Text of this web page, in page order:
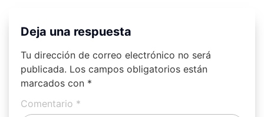
Deja una respuesta
Tu dirección de correo electrónico no será
publicada. Los campos obligatorios están
marcados con *
Comentario *